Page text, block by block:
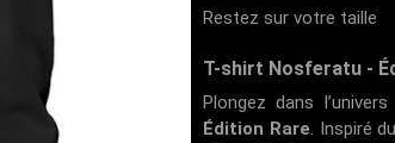
Restez sur votre taille
T-shirt Nosferatu -
Plongez dans
Édition Rare. Inspiré